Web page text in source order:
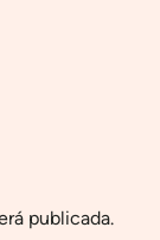
publicada.